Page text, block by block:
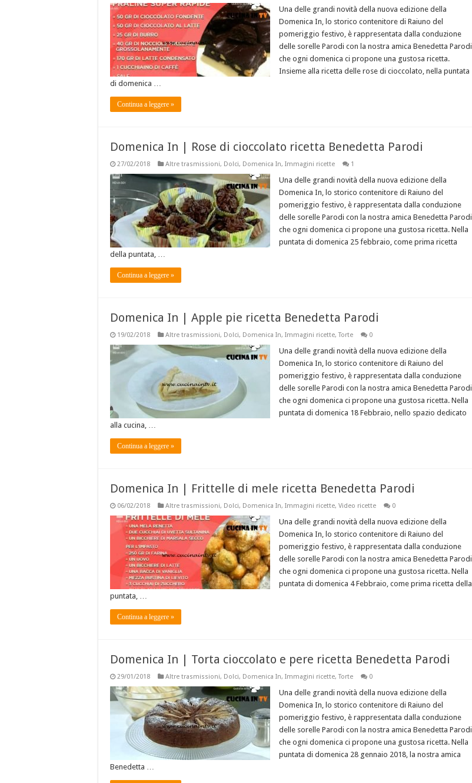
Una delle grandi novità della nuova edizione della
Domenica In, lo storico contenitore di Raiuno del
pomeriggio festivo, è rappresentata dalla conduzione
delle sorelle Parodi con la nostra amica Benedetta Parodi
che ogni domenica ci propone una gustosa ricetta.
Insieme alla ricetta delle rose di cioccolato, nella puntata
di domenica …
Continua a leggere »
Domenica In | Rose di cioccolato ricetta Benedetta Parodi
27/02/2018 Altre trasmissioni, Dolci, Domenica In, Immagini ricette 1
Una delle grandi novità della nuova edizione della
Domenica In, lo storico contenitore di Raiuno del
pomeriggio festivo, è rappresentata dalla conduzione
delle sorelle Parodi con la nostra amica Benedetta Parodi
che ogni domenica ci propone una gustosa ricetta. Nella
puntata di domenica 25 febbraio, come prima ricetta
della puntata, …
Continua a leggere »
Domenica In | Apple pie ricetta Benedetta Parodi
19/02/2018 Altre trasmissioni, Dolci, Domenica In, Immagini ricette,Torte 0
Una delle grandi novità della nuova edizione della
Domenica In, lo storico contenitore di Raiuno del
pomeriggio festivo, è rappresentata dalla conduzione
delle sorelle Parodi con la nostra amica Benedetta Parodi
che ogni domenica ci propone una gustosa ricetta. Nella
puntata di domenica 18 Febbraio, nello spazio dedicato
alla cucina, …
Continua a leggere »
Domenica In | Frittelle di mele ricetta Benedetta Parodi
06/02/2018 Altre trasmissioni, Dolci, Domenica In, Immagini ricette, Video ricette 0
Una delle grandi novità della nuova edizione della
Domenica In, lo storico contenitore di Raiuno del
pomeriggio festivo, è rappresentata dalla conduzione
delle sorelle Parodi con la nostra amica Benedetta Parodi
che ogni domenica ci propone una gustosa ricetta. Nella
puntata di domenica 4 Febbraio, come prima ricetta della
puntata, …
Continua a leggere »
Domenica In | Torta cioccolato e pere ricetta Benedetta Parodi
29/01/2018 Altre trasmissioni, Dolci, Domenica In, Immagini ricette,Torte 0
Una delle grandi novità della nuova edizione della
Domenica In, lo storico contenitore di Raiuno del
pomeriggio festivo, è rappresentata dalla conduzione
delle sorelle Parodi con la nostra amica Benedetta Parodi
che ogni domenica ci propone una gustosa ricetta. Nella
puntata di domenica 28 gennaio 2018, la nostra amica
Benedetta …